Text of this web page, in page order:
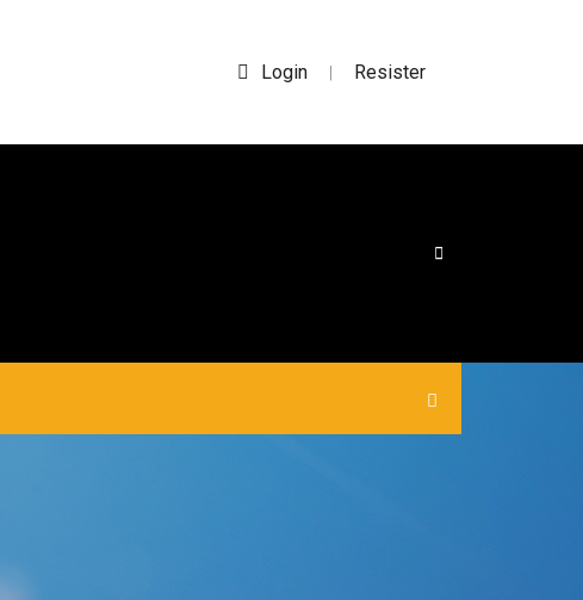
Login | Resister